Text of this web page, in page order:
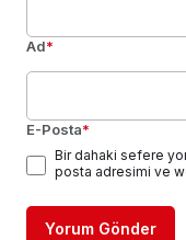
Ad*
E-Posta*
Bir dahaki sefere
posta adresimi ve
Yorum Gönder